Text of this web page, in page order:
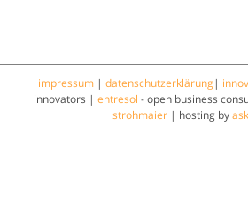
impressum| datenschutzerklärung |
innovators | entresol - open business
strohmaier | hosting by